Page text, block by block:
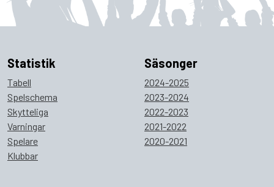
Statistik
Tabell
Spelschema
Skytteliga
Varningar
Spelare
Klubbar
Säsonger
2024-2025
2023-2024
2022-2023
2021-2022
2020-2021